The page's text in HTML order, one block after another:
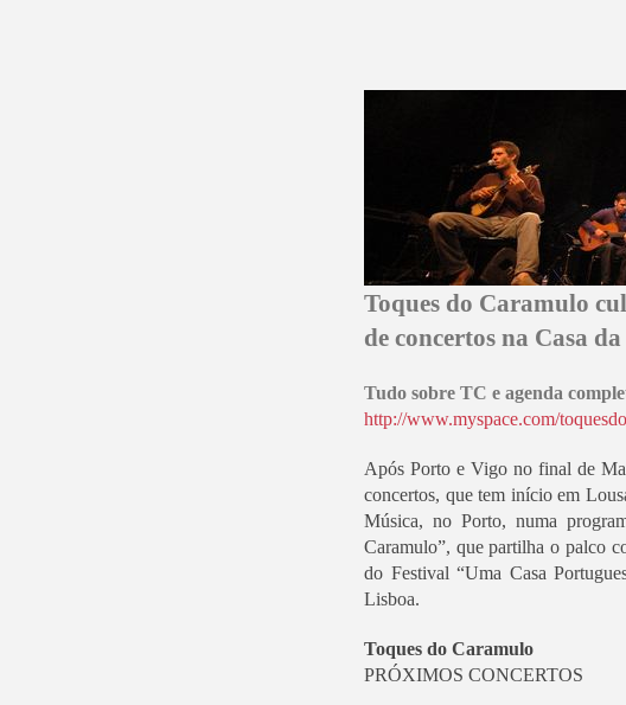
Toques do Caramulo
de concertos na Casa
Tudo sobre TC e agenda
http://www.myspace.com/
Após Porto e Vigo no final de
concertos, que tem início em
Música, no Porto, numa
Caramulo”, que partilha o palco
do Festival “Uma Casa
Lisboa.
Toques do Caramulo
PRÓXIMOS CONCERTOS